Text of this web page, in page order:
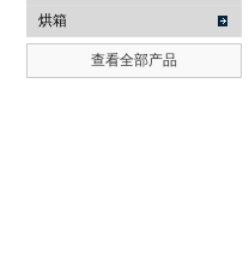
武汉提沃克科技有限公司
烘箱
查看全部产品